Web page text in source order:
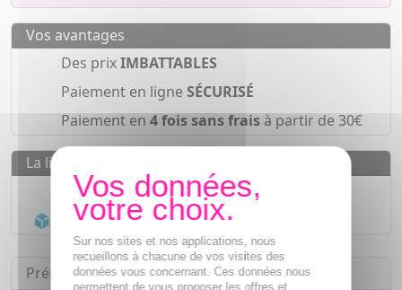
Vos avantages
Des prixIMBATTABLES
Paiement en ligneSÉCURISÉ
Paiement en 4 fois sans fraisà partir de 30€
La livraison
Livraison gratuite dès55€
Acheminement Chronopost
Présentation
Sur nos sites et nos applications, nous
recueillons à chacune de vos visites des
données vous concernant. Ces données nous
permettent de vous proposer les offres et